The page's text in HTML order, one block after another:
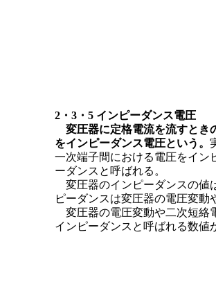
2・3・5 インピーダンス電圧
変圧器に定格電流を流すとき
をインピーダンス電圧という。
一次端子間における電圧をイン
ーダンスと呼ばれる。
変圧器のインピーダンスの値
ピーダンスは変圧器の電圧変
変圧器の電圧変動や二次短絡
インピーダンスと呼ばれる数値